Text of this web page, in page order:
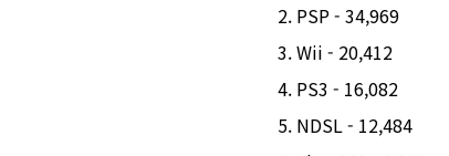
PSP - 34,969
Wii - 20,412
PS3 - 16,082
NDSL - 12,484